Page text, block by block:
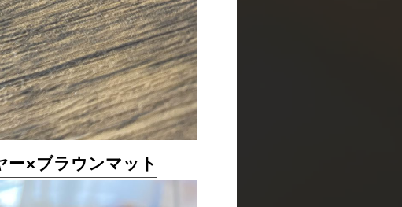
×ブラウンマット